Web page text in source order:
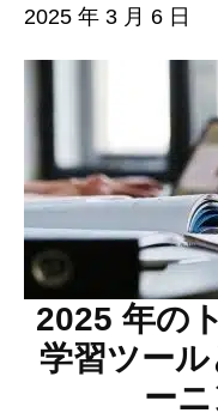
2025 年 3 月 6 日
2025 年の
学習ツー
ー